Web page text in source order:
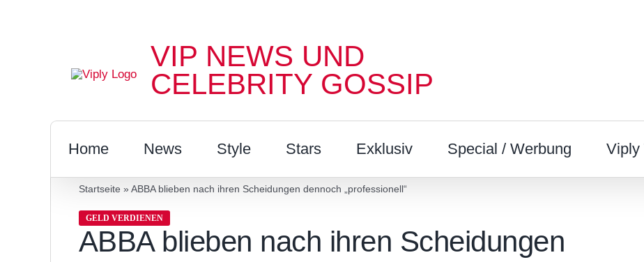
VIP NEWS UND
CELEBRITY GOSSIP
Home News Style Stars Exklusiv Special / Werbung Viply
Startseite »ABBA blieben nach ihren Scheidungen dennoch „professionell“
GELD VERDIENEN
ABBA blieben nach ihren Scheidungen